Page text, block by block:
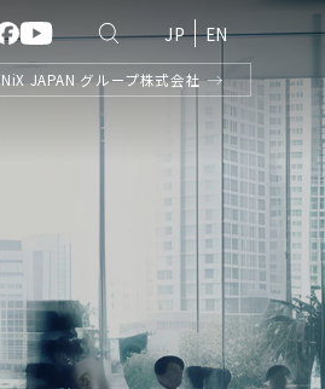
EN
JP
NiX JAPAN グループ株式会社